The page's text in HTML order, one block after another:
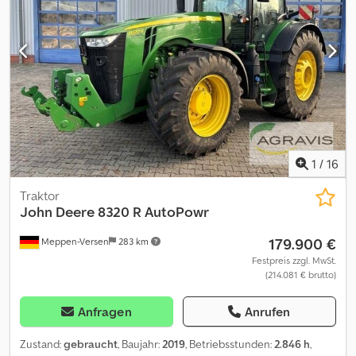
3.400 Höhe gesamt mm 2.555 Breite gesamt mm 1.700 5 Jahre
Herstellergarantie Löffel und Anbaugeräte auf Anfrage. Wir sind
als Sunward-Händler für folgende Gebiete zuständig. LK
Wittenberg, LK Nordsachsen, LK Leipzig, SK Leipzig, LK Elbe-Elster,
LK Oberspreewald-Lausitz, SK Cottbus, LK Spree-Neiße, LK
Oberhavel, LK Barnim, LK Märkisch-Oderland, SKFankfurt Oder, LK
Oder-Spree, LK Dahme-Spreewald, LK Teltow-Fläming, LK
Potsdam-Mittelmark, SK Potsdam,SK Brandenburg, LK Havelland,
SK Berlin Bei Angebotsanfrage, bitte um Vollständige Adresse und
eMail-Adresse! Alle Angaben ohne Gewähr.
1 / 16
Meppen-Versen 283 km
Traktor
John Deere8320 R AutoPowr
179.900 €
Festpreis zzgl. MwSt.
(214.081 € brutto)
Anfragen Anrufen
Zustand:gebraucht, Baujahr:2019, Betriebsstunden:2.846 h,